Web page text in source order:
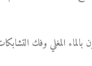
بالماء المغلي وفك